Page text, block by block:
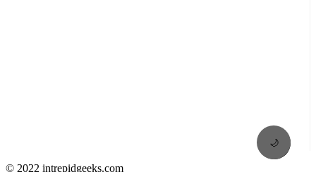
🌙
© 2022 intrepidgeeks.com